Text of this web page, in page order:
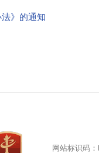
》的通知
网站标识码